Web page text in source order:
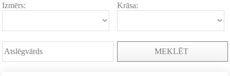
Izmērs: Krāsa:
MEKLĒT